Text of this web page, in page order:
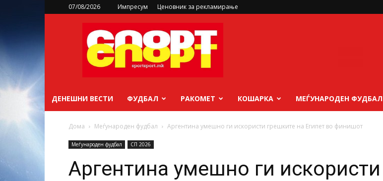
07/08/2026 Импресум Ценовник за рекламирање
sportsport.mk
ДЕНЕШНИ ВЕСТИ ФУДБАЛ РАКОМЕТ КОШАРКА МЕЃУНАРОДЕН ФУДБАЛ
Дома Меѓународен фудбал Аргентина умешно ги искористи грешките на Египет во финишот
Меѓународен фудбал СП 2026
Аргентина умешно ги искористи